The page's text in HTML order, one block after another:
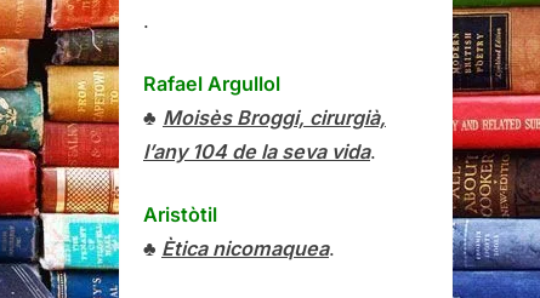
.
Rafael Argullol
♣ Moisès Broggi, cirurgià,
l’any 104 de la seva vida.
Aristòtil
♣ Ètica nicomaquea.